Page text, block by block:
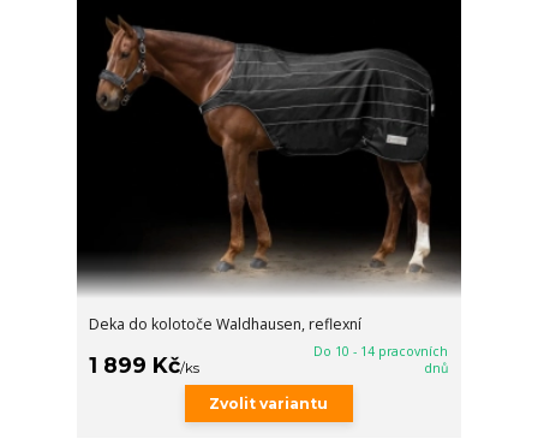
Deka do kolotoče Waldhausen, reflexní
1 899 Kč/ks
Do 10 - 14 pracovních
dnů
Zvolit variantu